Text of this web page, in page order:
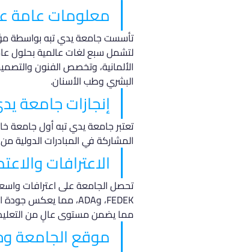
معلومات عامة
تأسست جامعة يدي تبه بواسطة
الألمانية، وتخصص الفنون
البشري وطب الأسنان.
إنجازات جامعة
تعتبر جامعة يدي تبه أول جامعة
المشاركة في المبادرات
الاعترافات
مما يضمن مستوى عالٍ من
موقع الجامعة